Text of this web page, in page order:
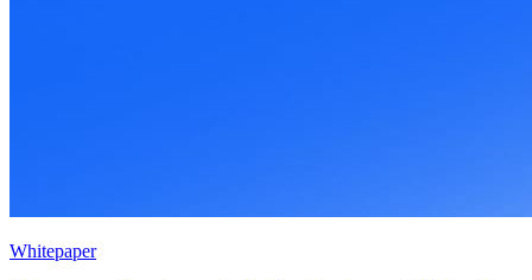
Whitepaper